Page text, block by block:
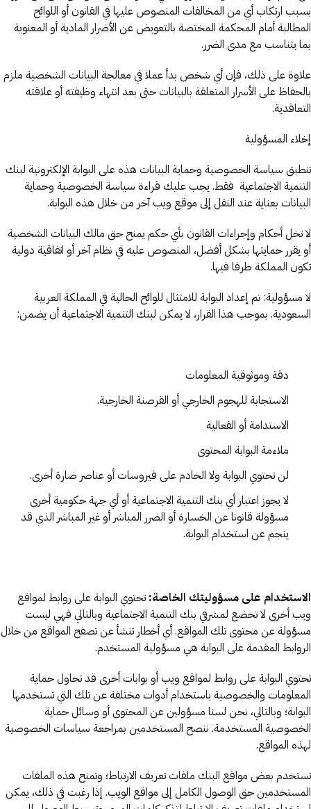
بسبب ارتكاب أي من المخالفات المنصوص عليها في القانون أو اللوائح
المطالبة أمام المحكمة المختصة بالتعويض عن الأضرار المادية أو المعنوية
بما يتناسب مع مدى الضرر.
علاوة على ذلك، فإن أي شخص بدأ عملا في معالجة البيانات الشخصية ملزم
بالحفاظ على الأسرار المتعلقة بالبيانات حتى بعد انتهاء وظيفته أو علاقته
التعاقدية.
إخلاء المسؤولية
تنطبق سياسة الخصوصية وحماية البيانات هذه على البوابة الإلكترونية لبنك
التنمية الاجتماعية فقط. يجب عليك قراءة سياسة الخصوصية وحماية
البيانات بعناية عند النقل إلى موقع ويب آخر من خلال هذه البوابة.
لا تخل أحكام وإجراءات القانون بأي حكم يمنح حق مالك البيانات الشخصية
أو يقرر حمايتها بشكل أفضل، المنصوص عليه في نظام آخر أو اتفاقية دولية
تكون المملكة طرفا فيها.
لا مسؤولية: تم إعداد البوابة للامتثال للوائح الحالية في المملكة العربية
السعودية. بموجب هذا القرار، لا يمكن لبنك التنمية الاجتماعية أن يضمن:
دقة وموثوقية المعلومات
الاستجابة للهجوم الخارجي أو القرصنة الخارجية.
الاستدامة أو الفعالية
ملاءمة البوابة المحتوى
لن تحتوي البوابة ولا الخادم على فيروسات أو عناصر ضارة أخرى.
لا يجوز اعتبار أي بنك التنمية الاجتماعية أو أي جهة حكومية أخرى
مسؤولة قانونا عن الخسارة أو الضرر المباشر أو غير المباشر الذي قد
ينجم عن استخدام البوابة.
الاستخدام على مسؤوليتك الخاصة: تحتوي البوابة على روابط لمواقع
ويب أخرى لا تخضع لمشرفي بنك التنمية الاجتماعية وبالتالي فهي ليست
مسؤولة عن محتوى تلك المواقع. أي أخطار تنشأ عن تصفح المواقع من خلال
الروابط المقدمة على البوابة هي مسؤولية المستخدم.
تحتوي البوابة على روابط لمواقع ويب أو بوابات أخرى قد تحاول حماية
المعلومات والخصوصية باستخدام أدوات مختلفة عن تلك التي تستخدمها
البوابة؛ وبالتالي، نحن لسنا مسؤولين عن المحتوى أو وسائل حماية
الخصوصية المستخدمة. ننصح المستخدمين بمراجعة سياسات الخصوصية
لهذه المواقع.
تستخدم بعض مواقع البنك ملفات تعريف الارتباط؛ وتمنح هذه الملفات
المستخدمين حق الوصول الكامل إلى مواقع الويب. إذا رغبت في ذلك، يمكن